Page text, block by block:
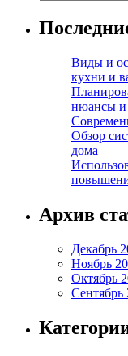
Виды и
кухни и
нюансы и
Обзор
дома
Архив
Декабрь
Ноябрь
Октябрь
Сентябрь